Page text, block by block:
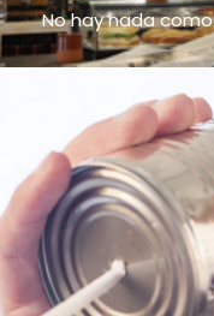
No hay nada